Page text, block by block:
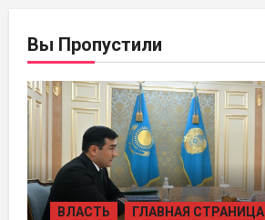
Вы Пропустили
ВЛАСТЬ ГЛАВНАЯ СТРАНИЦА